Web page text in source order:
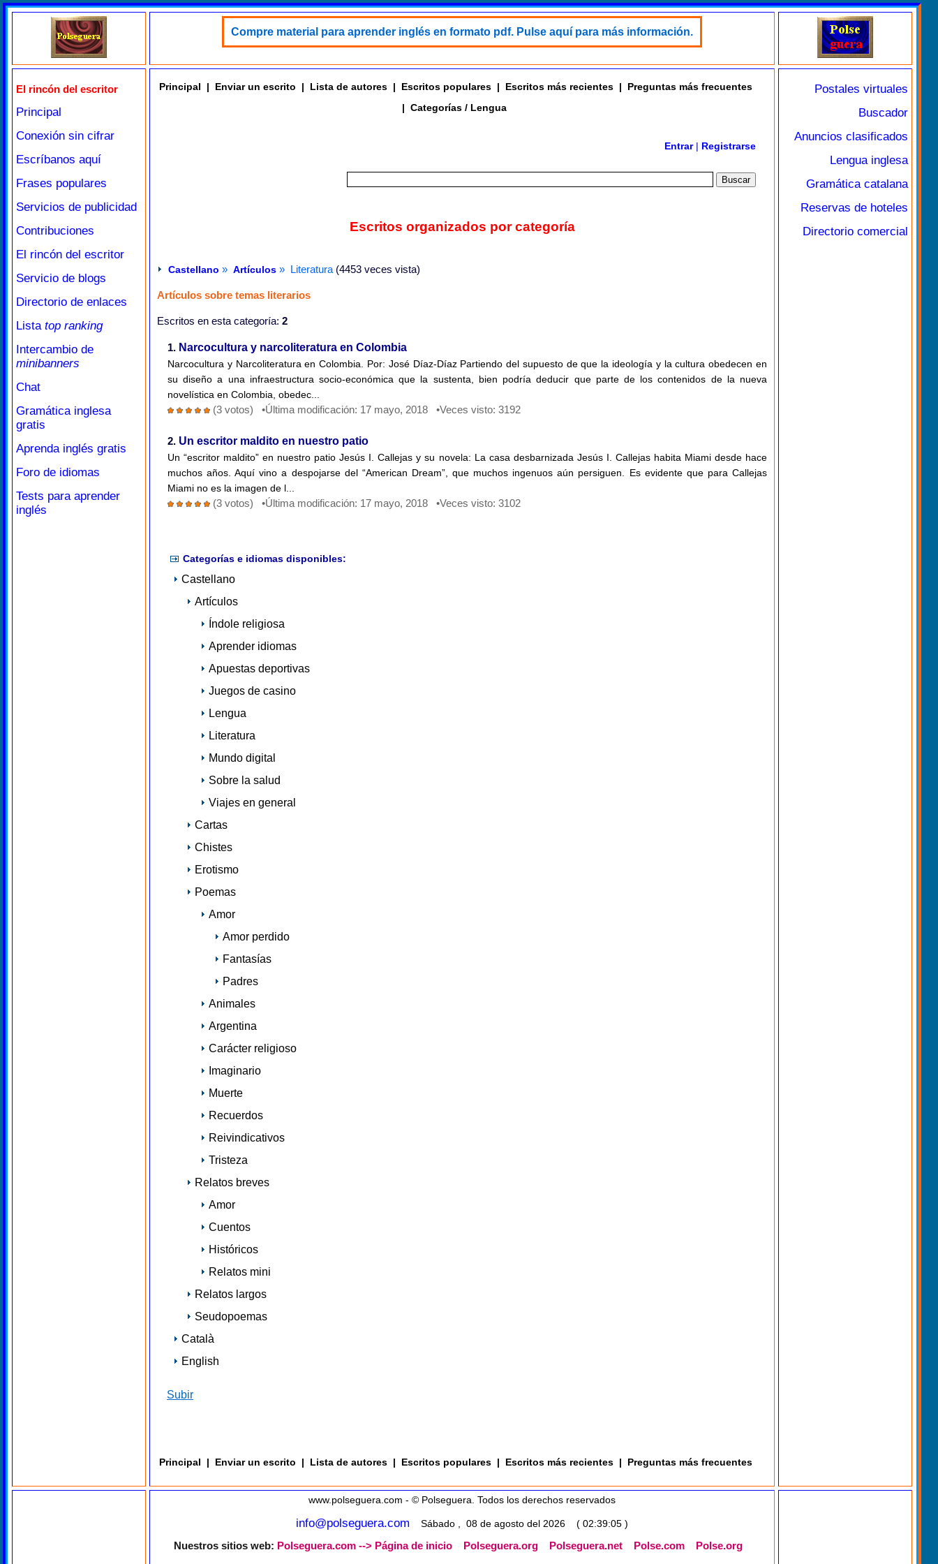
Compre material para aprender inglés en formato pdf. Pulse aquí para más información.
El rincón del escritor
Principal
Conexión sin cifrar
Escríbanos aquí
Frases populares
Servicios de publicidad
Contribuciones
El rincón del escritor
Servicio de blogs
Directorio de enlaces
Lista top ranking
Intercambio de
minibanners
Chat
Gramática inglesa
gratis
Aprenda inglés gratis
Foro de idiomas
Tests para aprender
inglés
Principal | Enviar un escrito | Lista de autores | Escritos populares | Escritos más recientes |
Preguntas más frecuentes
| Categorías / Lengua
Entrar| Registrarse
Escritos organizados por categoría
Castellano » Artículos » Literatura(4453 veces vista)
Artículos sobre temas literarios
Escritos en esta categoría: 2
1. Narcocultura y narcoliteratura en Colombia
Narcocultura y Narcoliteratura en Colombia. Por: José Díaz-Díaz Partiendo del supuesto de que la ideología y la cultura obedecen en
su diseño a una infraestructura socio-económica que la sustenta, bien podría deducir que parte de los contenidos de la nueva
novelística en Colombia, obedec...
(3 votos) •Última modificación: 17 mayo, 2018 •Veces visto: 3192
2. Un escritor maldito en nuestro patio
Un “escritor maldito” en nuestro patio Jesús I. Callejas y su novela: La casa desbarnizada Jesús I. Callejas habita Miami desde hace
muchos años. Aquí vino a despojarse del “American Dream”, que muchos ingenuos aún persiguen. Es evidente que para Callejas
Miami no es la imagen de l...
(3 votos) •Última modificación: 17 mayo, 2018 •Veces visto: 3102
Categorías e idiomas disponibles:
Castellano
Artículos
Índole religiosa
Aprender idiomas
Apuestas deportivas
Juegos de casino
Lengua
Literatura
Mundo digital
Sobre la salud
Viajes en general
Cartas
Chistes
Erotismo
Poemas
Amor
Amor perdido
Fantasías
Padres
Animales
Argentina
Carácter religioso
Imaginario
Muerte
Recuerdos
Reivindicativos
Tristeza
Relatos breves
Amor
Cuentos
Históricos
Relatos mini
Relatos largos
Seudopoemas
Català
English
Subir
Principal | Enviar un escrito | Lista de autores | Escritos populares | Escritos más recientes | Preguntas más frecuentes
Postales virtuales
Buscador
Anuncios clasificados
Lengua inglesa
Gramática catalana
Reservas de hoteles
Directorio comercial
www.polseguera.com - © Polseguera. Todos los derechos reservados
info@polseguera.com
Sábado , 08 de agosto del 2026 ( 02:39:05 )
Nuestros sitios web: Polseguera.com --> Página de inicio Polseguera.org Polseguera.net Polse.com Polse.org